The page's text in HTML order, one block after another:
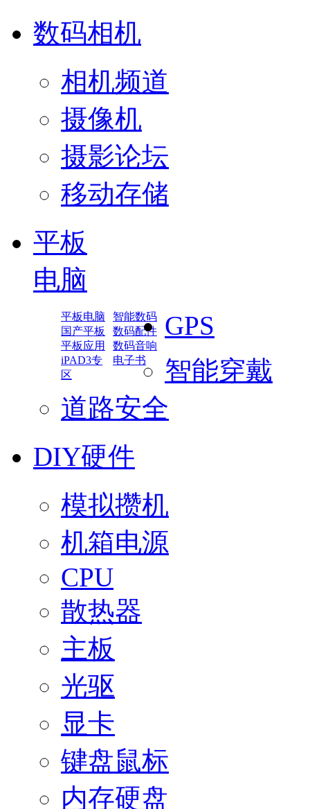
数码相机
相机频道
摄像机
摄影论坛
移动存储
平板
电脑
平板电脑
智能数码
国产平板
数码配件
平板应用
数码音响
iPAD3专
区
电子书
GPS
智能穿戴
道路安全
DIY硬件
模拟攒机
机箱电源
CPU
散热器
主板
光驱
显卡
键盘鼠标
内存硬盘